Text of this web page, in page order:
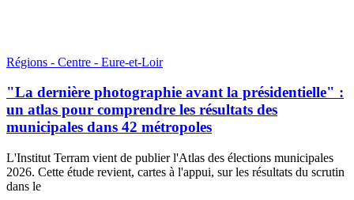
Régions - Centre - Eure-et-Loir
"La dernière photographie avant la présidentielle" :
un atlas pour comprendre les résultats des
municipales dans 42 métropoles
L'Institut Terram vient de publier l'Atlas des élections municipales
2026. Cette étude revient, cartes à l'appui, sur les résultats du scrutin
dans le